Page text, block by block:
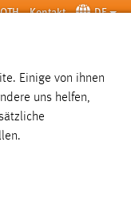
Kontakt DE
SUCHE
Einige von ihnen
uns helfen,